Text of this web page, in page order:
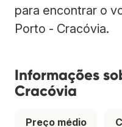
para encontrar o
Porto - Cracóvia.
Informações
Cracóvia
Preço médio